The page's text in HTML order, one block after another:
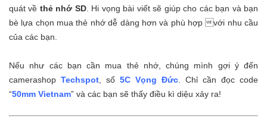
quát về thẻ nhớ SD. Hi vọng bài viết sẽ giúp cho các bạn và bạn
bè lựa chọn mua thẻ nhớ dễ dàng hơn và phù hợp với nhu cầu
của các bạn.
Nếu như các bạn cần mua thẻ nhớ, chúng mình gợi ý đến
camerashop Techspot , số 5C Vọng Đức . Chỉ cần đọc code
“50mm Vietnam” và các bạn sẽ thấy điều kì diệu xảy ra!